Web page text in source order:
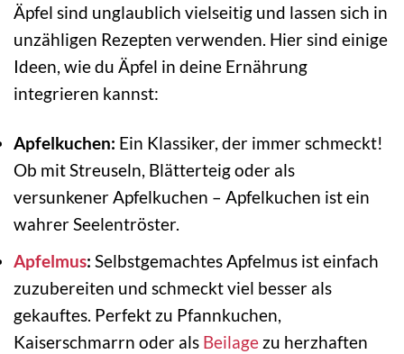
Äpfel sind unglaublich vielseitig und lassen sich in
unzähligen Rezepten verwenden. Hier sind einige
Ideen, wie du Äpfel in deine Ernährung
integrieren kannst:
Apfelkuchen: Ein Klassiker, der immer schmeckt!
Ob mit Streuseln, Blätterteig oder als
versunkener Apfelkuchen – Apfelkuchen ist ein
wahrer Seelentröster.
Apfelmus: Selbstgemachtes Apfelmus ist einfach
zuzubereiten und schmeckt viel besser als
gekauftes. Perfekt zu Pfannkuchen,
Kaiserschmarrn oder als Beilage zu herzhaften